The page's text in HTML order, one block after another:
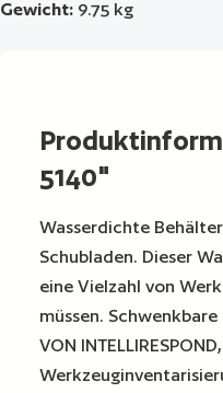
Gewicht: 9.75 kg
5140"
Wasserdichte
Schubladen. Dieser
eine Vielzahl von
müssen. Schwenkbare
VON